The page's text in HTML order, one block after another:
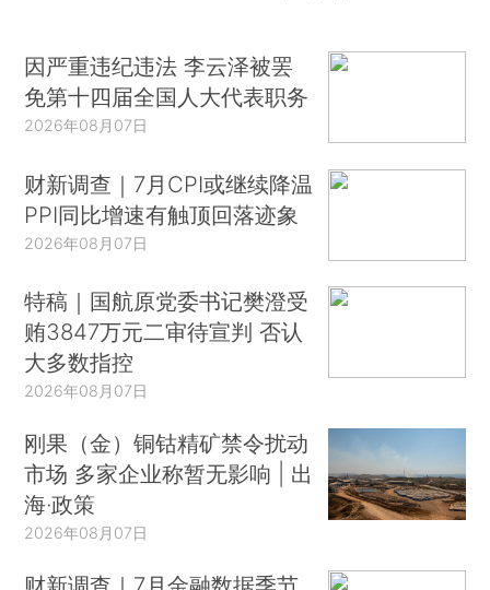
因严重违纪违法 李云泽被罢
免第十四届全国人大代表职务
2026年08月07日
财新调查｜7月CPI或继续降温
PPI同比增速有触顶回落迹象
2026年08月07日
特稿｜国航原党委书记樊澄受
贿3847万元二审待宣判 否认
大多数指控
2026年08月07日
刚果（金）铜钴精矿禁令扰动
市场 多家企业称暂无影响 | 出
海·政策
2026年08月07日